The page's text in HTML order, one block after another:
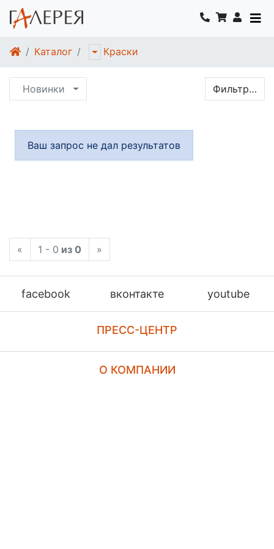
Каталог Краски
Новинки Фильтр…
Ваш запрос не дал результатов
« 1 - 0 из 0 »
facebook вконтакте youtube
ПРЕСС-ЦЕНТР
О КОМПАНИИ